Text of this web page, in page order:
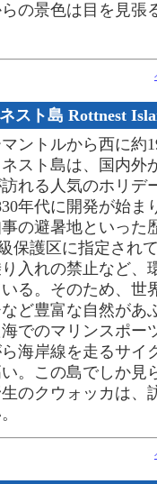
の景色は目を見張
スト島 Rottnest
ントルから西に約
スト島は、国内外
れる人気のホリデ
年代に開発が始ま
の避暑地といった
保護区に指定され
入れの禁止など、
る。そのため、世
など豊富な自然があ
でのマリンスポー
ら海岸線を走るサイ
。この島でしか見
のクウォッカは、